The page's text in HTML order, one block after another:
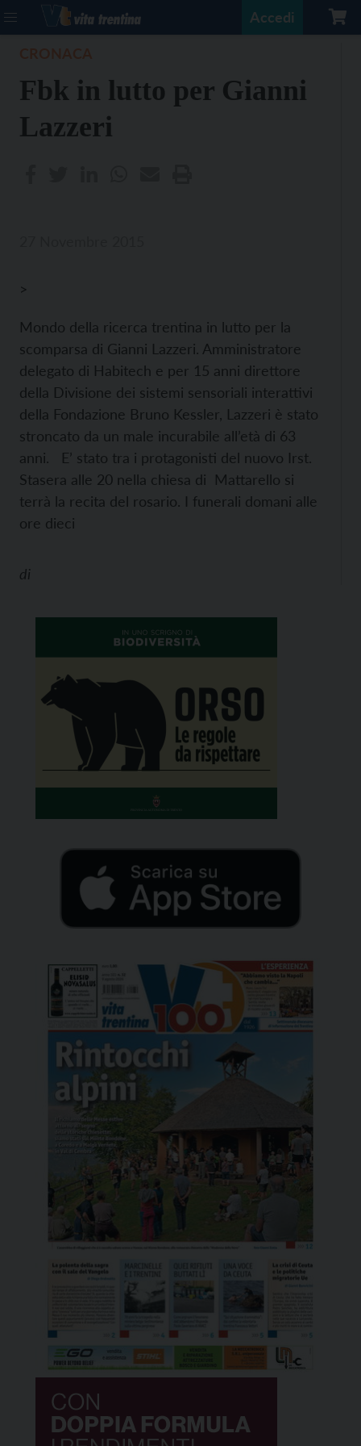
Accedi
Fbk in lutto per Gianni
Lazzeri
>
Mondo della ricerca trentina in lutto per la
scomparsa di Gianni Lazzeri. Amministratore
delegato di Habitech e per 15 anni direttore
della Divisione dei sistemi sensoriali interattivi
della Fondazione Bruno Kessler, Lazzeri è stato
stroncato da un male incurabile all’età di 63
anni. E’ stato tra i protagonisti del nuovo Irst.
Stasera alle 20 nella chiesa di Mattarello si
terrà la recita del rosario. I funerali domani alle
ore dieci
di